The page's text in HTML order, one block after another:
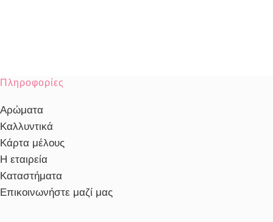
Πληροφορίες
Αρώματα
Καλλυντικά
Κάρτα μέλους
Η εταιρεία
Καταστήματα
Επικοινωνήστε μαζί μας